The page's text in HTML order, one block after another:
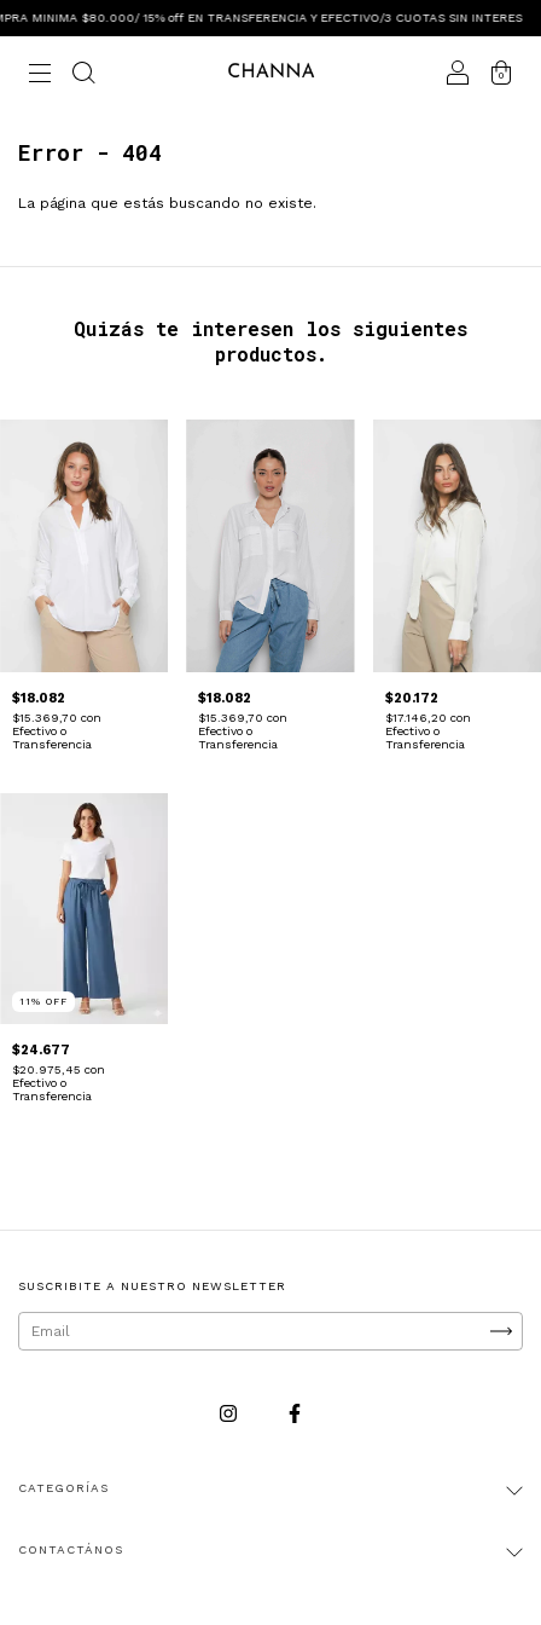
MINIMA $80.000/ 15% off EN TRANSFERENCIA Y EFECTIVO/3 CUOTAS SIN INTERES
0
Error - 404
La página que estás buscando no existe.
Quizás te interesen los siguientes
productos.
$18.082
$15.369,70 con
Efectivo o
Transferencia
$18.082
$15.369,70con
Efectivo o
Transferencia
$20.172
$17.146,20 con
Efectivo o
Transferencia
11 % OFF
$24.677
$20.975,45 con
Efectivo o
Transferencia
SUSCRIBITE A NUESTRO NEWSLETTER
CATEGORÍAS
CONTACTÁNOS